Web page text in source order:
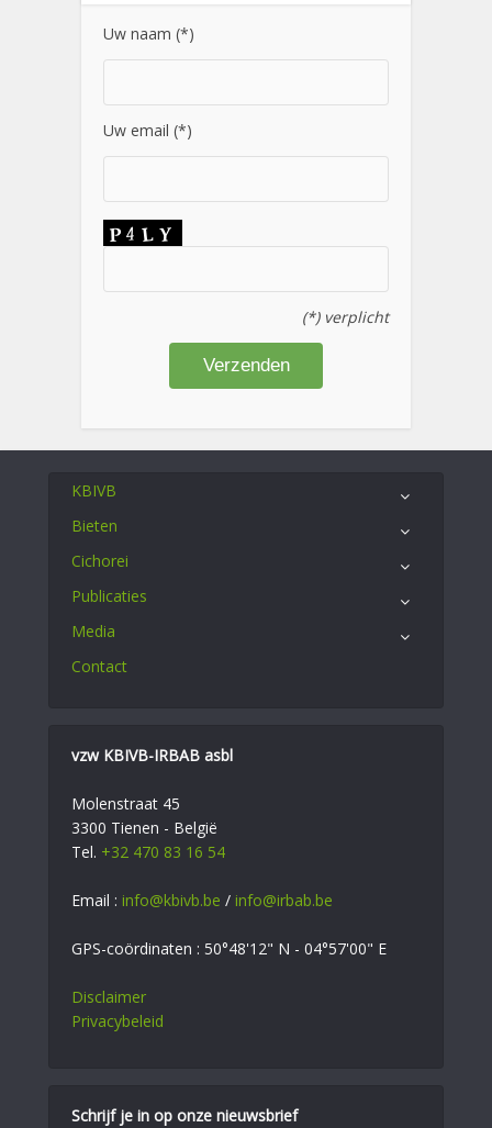
Uw naam (*)
Uw email (*)
(*) verplicht
KBIVB
Bieten
Cichorei
Publicaties
Media
Contact
vzw KBIVB-IRBAB asbl
Molenstraat 45
3300 Tienen - België
Tel. +32 470 83 16 54
Email : info@kbivb.be / info@irbab.be
GPS-coördinaten : 50°48'12" N - 04°57'00" E
Disclaimer
Privacybeleid
Schrijf je in op onze nieuwsbrief